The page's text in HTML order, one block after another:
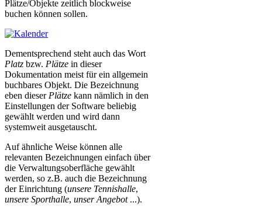
Plätze/Objekte zeitlich blockweise
buchen können sollen.
Dementsprechend steht auch das Wort
Platz bzw. Plätze in dieser
Dokumentation meist für ein allgemein
buchbares Objekt. Die Bezeichnung
eben dieser Plätze kann nämlich in den
Einstellungen der Software beliebig
gewählt werden und wird dann
systemweit ausgetauscht.
Auf ähnliche Weise können alle
relevanten Bezeichnungen einfach über
die Verwaltungsoberfläche gewählt
werden, so z.B. auch die Bezeichnung
der Einrichtung (unsere Tennishalle,
unsere Sporthalle, unser Angebot...).